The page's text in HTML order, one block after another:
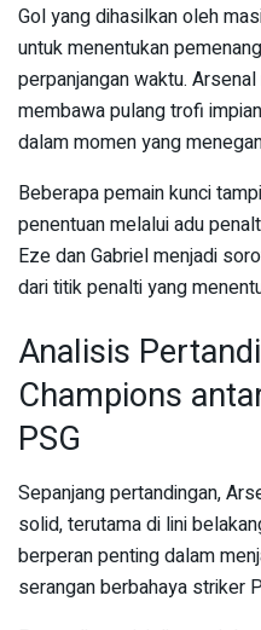
Gol yang dihasilkan oleh
untuk menentukan
perpanjangan waktu.
membawa pulang trofi
dalam momen yang
Beberapa pemain kunci
penentuan melalui adu
Eze dan Gabriel menjadi
dari titik penalti yang
Analisis
Champions
PSG
Sepanjang pertandingan,
solid, terutama di lini
berperan penting dalam
serangan berbahaya striker